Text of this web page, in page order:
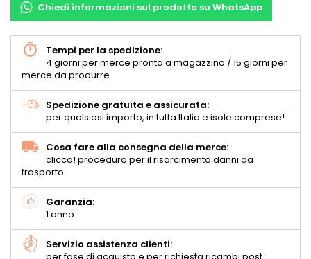
Chiedi informazioni sul prodotto su WhatsApp
Tempi per la spedizione:
4 giorni per merce pronta a magazzino / 15 giorni per
merce da produrre
Spedizione gratuita e assicurata:
per qualsiasi importo, in tutta Italia e isole comprese!
Cosa fare alla consegna della merce:
clicca! procedura per il risarcimento danni da
trasporto
Garanzia:
1 anno
Servizio assistenza clienti: